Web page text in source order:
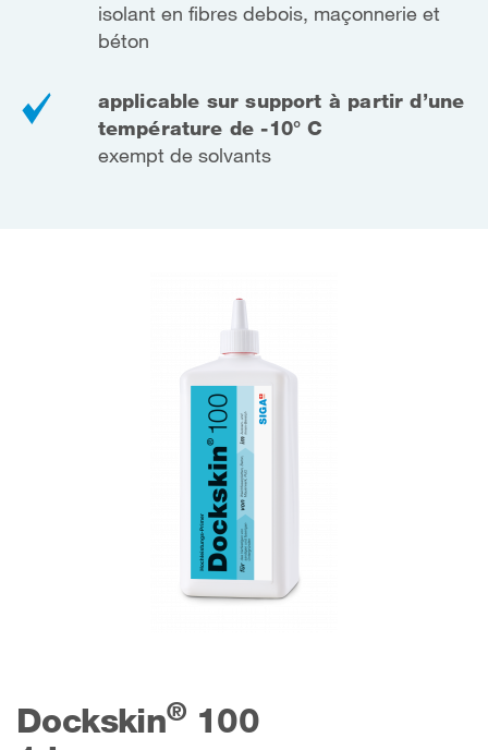
isolant en fibres debois, maçonnerie et
béton
applicable sur support à partir d’une
température de -10° C
exempt de solvants
Dockskin®100